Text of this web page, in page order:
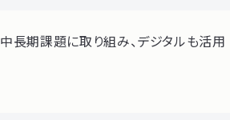
長期課題に取り組み、デジタルも活用